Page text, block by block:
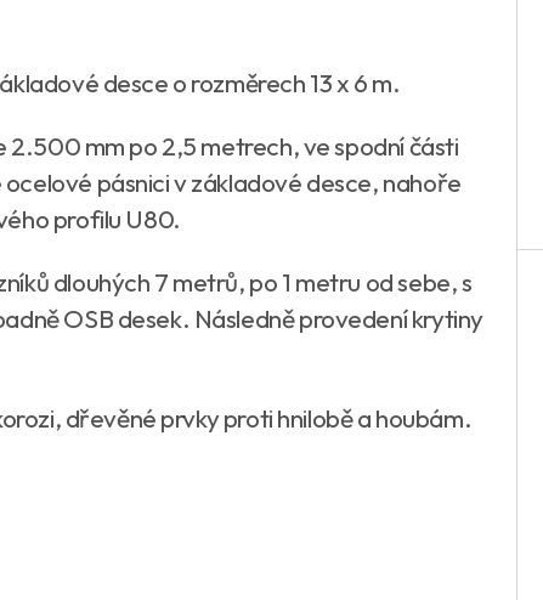
desce o rozměrech 13 x 6 m.
mm po 2,5 metrech, ve spodní části
pásnici v základové desce, nahoře
profilu U80.
dlouhých 7 metrů, po 1 metru od sebe, s
OSB desek. Následně provedení krytiny
dřevěné prvky proti hnilobě a houbám.